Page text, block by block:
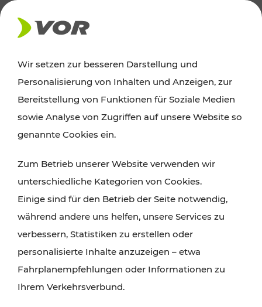
AKTUELLES
News
Alle wichtigen Meldungen zu Fahrplanänderungen,
finden Sie hier im Überblick.
Wir setzen zur besseren Darstellung und
Personalisierung von Inhalten und Anzeigen, zur
Bereitstellung von Funktionen für Soziale Medien
sowie Analyse von Zugriffen auf unsere Website so
genannte Cookies ein.
Zum Betrieb unserer Website verwenden wir
unterschiedliche Kategorien von Cookies.
Einige sind für den Betrieb der Seite notwendig,
während andere uns helfen, unsere Services zu
verbessern, Statistiken zu erstellen oder
personalisierte Inhalte anzuzeigen – etwa
Fahrplanempfehlungen oder Informationen zu
Ihrem Verkehrsverbund.